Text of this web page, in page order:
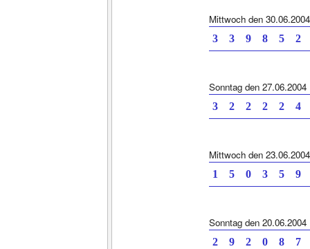
Mittwoch den 30.06.2004
3 3 9 8 5
Sonntag den 27.06.2004
3 2 2 2 2
Mittwoch den 23.06.2004
1 5 0 3 5
Sonntag den 20.06.2004
2 9 2 0 8